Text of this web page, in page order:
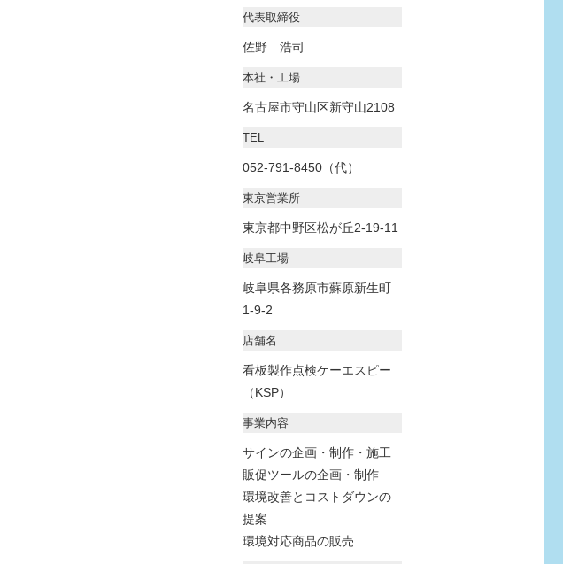
代表取締役
佐野 浩司
本社・工場
名古屋市守山区新守山2108
TEL
052-791-8450（代）
東京営業所
東京都中野区松が丘2-19-11
岐阜工場
岐阜県各務原市蘇原新生町
1-9-2
店舗名
看板製作点検ケーエスピー
（KSP）
事業内容
サインの企画・制作・施工
販促ツールの企画・制作
環境改善とコストダウンの
提案
環境対応商品の販売